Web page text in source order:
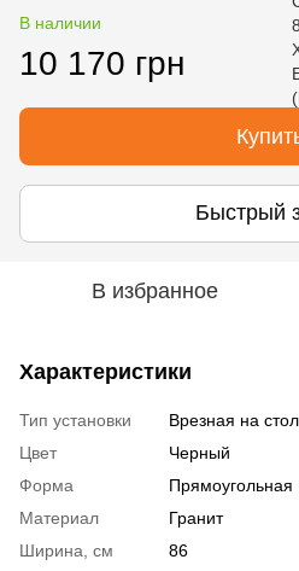
В наличии
10 170 грн
Быстрый
В избранное
Характеристики
Тип установки
Врезная на
Цвет
Черный
Форма
Прямоугольная
Материал
Гранит
Ширина, см
86